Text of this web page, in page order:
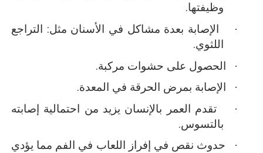
وظيفتها.
·
الإصابة بعدة مشاكل في الأسنان مثل: التراجع
اللثوي.
· الحصول على حشوات مركبة.
· الإصابة بمرض الحرقة في المعدة.
·
تقدم العمر بالإنسان يزيد من احتمالية إصابته
بالتسوس.
·
حدوث نقص في إفراز اللعاب في الفم مما يؤدي